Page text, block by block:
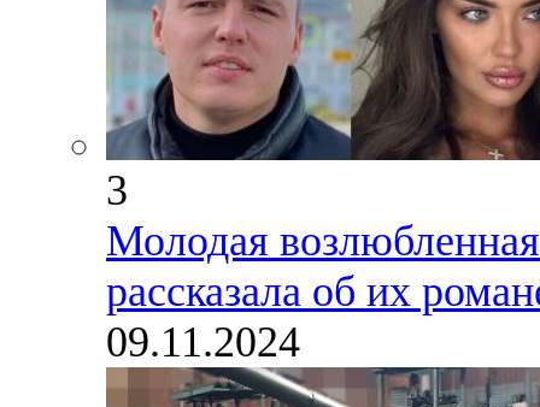
3
Молодая
рассказала об их
09.11.2024